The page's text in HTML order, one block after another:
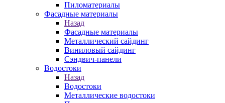
Пиломатериалы
Фасадные материалы
Назад
Фасадные материалы
Металлический сайдинг
Виниловый сайдинг
Сэндвич-панели
Водостоки
Назад
Водостоки
Металлические водостоки